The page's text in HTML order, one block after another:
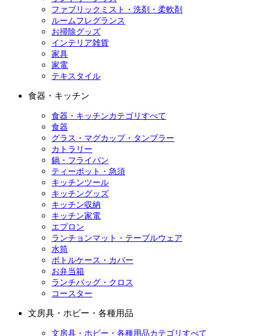
ファブリックミスト・洗剤・柔軟剤
ルームフレグランス
お掃除グッズ
インテリア雑貨
家具
家電
テキスタイル
食器・キッチン
食器・キッチンカテゴリすべて
食器
グラス・マグカップ・タンブラー
カトラリー
鍋・フライパン
ティーポット・急須
キッチンツール
キッチングッズ
キッチン収納
キッチン家電
エプロン
ランチョンマット・テーブルウェア
水筒
ボトルケース・カバー
お弁当箱
ランチバッグ・クロス
コースター
文房具・ホビー・各種用品
文房具・ホビー・各種用品カテゴリすべて